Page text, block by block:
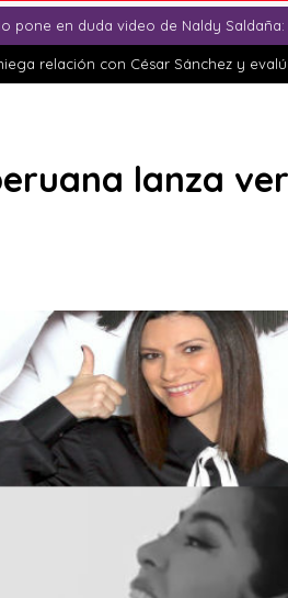
pone en duda video de Naldy
relación con César Sánchez y
lanza